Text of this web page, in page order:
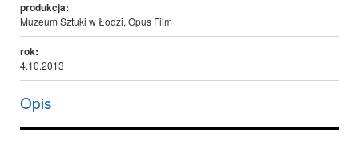
produkcja:
Muzeum Sztuki w Łodzi, Opus Film
rok:
4.10.2013
Opis